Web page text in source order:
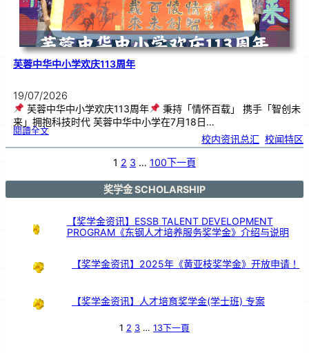
芙蓉中华中小学欢庆113周年
19/07/2026
芙蓉中华中小学欢庆113周年
秉持「情怀百载」 携手「智创未
来」拥抱科技时代 芙蓉中华中小学在7月18日…
閱讀全文:芙
华
1
年
校内资讯总汇 校闻特区
1 2 3 … 100下一頁
奖学金 SCHOLARSHIP
【奖学金资讯】ESSB TALENT DEVELOPMENT
PROGRAM《东钢人才培养服务奖学金》介绍与说明
【奖学金资讯】2025年《黄亚枝奖学金》开放申请！
【奖学金资讯】人才培育奖学金(学士班) 专案
1 2 3 … 13下一頁